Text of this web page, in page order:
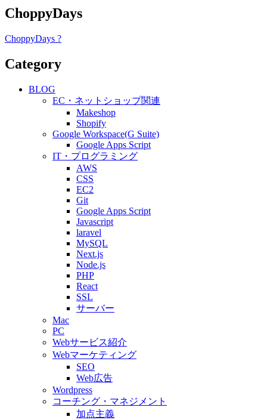
ChoppyDays
ChoppyDays ?
Category
BLOG
EC・ネットショップ関連
Makeshop
Shopify
Google Workspace(G Suite)
Google Apps Script
IT・プログラミング
AWS
CSS
EC2
Git
Google Apps Script
Javascript
laravel
MySQL
Next.js
Node.js
PHP
React
SSL
サーバー
Mac
PC
Webサービス紹介
Webマーケティング
SEO
Web広告
Wordpress
コーチング・マネジメント
加点主義